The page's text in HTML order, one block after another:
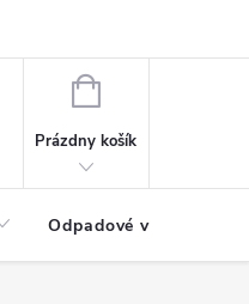
NÁKUPNÝ
Prázdny košík
Odpadové vrecia